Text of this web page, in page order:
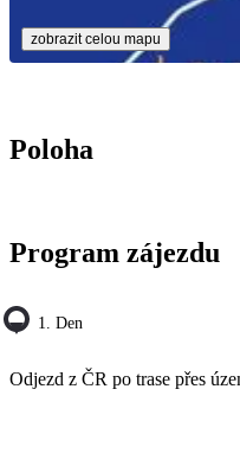
zobrazit celou mapu
Poloha
Program zájezdu
1. Den
Odjezd z ČR po trase přes